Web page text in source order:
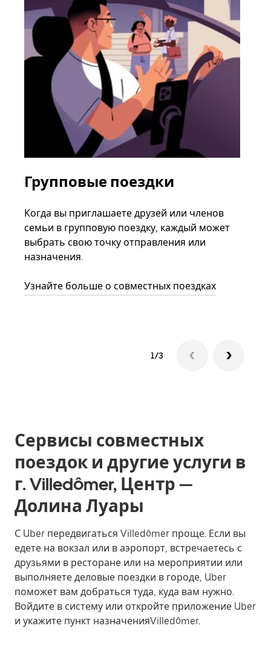
Групповые поездки
Когда вы приглашаете друзей или членов
семьи в групповую поездку, каждый может
выбрать свою точку отправления или
назначения.
Узнайте больше о совместных поездках
1/3
Сервисы совместных
поездок и другие услуги в
г. Villedômer, Центр —
Долина Луары
С Uber передвигаться Villedômer проще. Если вы
едете на вокзал или в аэропорт, встречаетесь с
друзьями в ресторане или на мероприятии или
выполняете деловые поездки в городе, Uber
поможет вам добраться туда, куда вам нужно.
Войдите в систему или откройте приложение Uber
и укажите пункт назначенияVilledômer.